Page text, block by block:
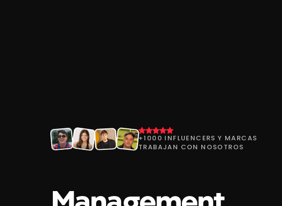
+1000 INFLUENCERS Y MARCAS
TRABAJAN CON NOSOTROS